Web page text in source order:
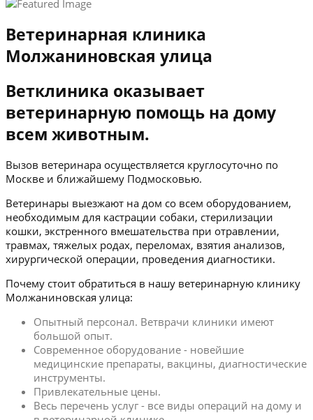
Ветеринарная клиника
Молжаниновская улица
Ветклиника оказывает
ветеринарную помощь на дому
всем животным.
Вызов ветеринара осуществляется круглосуточно по
Москве и ближайшему Подмосковью.
Ветеринары выезжают на дом со всем оборудованием,
необходимым для кастрации собаки, стерилизации
кошки, экстренного вмешательства при отравлении,
травмах, тяжелых родах, переломах, взятия анализов,
хирургической операции, проведения диагностики.
Почему стоит обратиться в нашу ветеринарную клинику
Молжаниновская улица:
Опытный персонал. Ветврачи клиники имеют
большой опыт.
Современное оборудование - новейшие
медицинские препараты, вакцины, диагностические
инструменты.
Привлекательные цены.
Весь перечень услуг - все виды операций на дому и